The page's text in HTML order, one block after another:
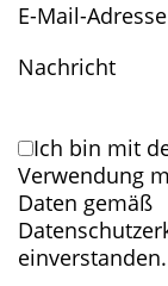
E-Mail-Adresse
Nachricht
Ich bin mit
Verwendung
Daten gemäß
einverstanden.